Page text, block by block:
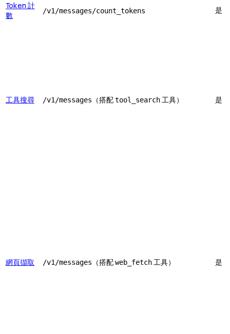
Token 計
數
/v1/messages/count_tokens 是
工具搜尋 /v1/messages （搭配tool_search工具） 是
網頁擷取 /v1/messages （搭配web_fetch工具） 是